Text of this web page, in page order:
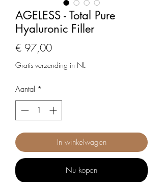
AGELESS - Total Pure
Hyaluronic Filler
€ 97,00Prijs
Gratis verzending in NL
Aantal *
In winkelwagen
Nu kopen